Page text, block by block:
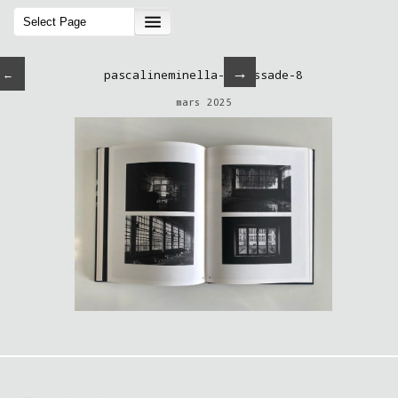
← →
pascalineminella-palissade-8
mars 2025